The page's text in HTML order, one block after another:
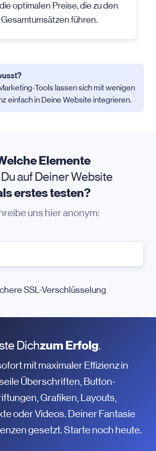
optimalen Preise, die zu den
führen.
Tools lassen sich mit wenigen
einfach in Deine Website integrieren.
Elemente
auf Deiner Website
erstes testen?
uns hier anonym:
SSL-Verschlüsselung
Dichzum Erfolg.
mit maximaler Effizienz in
Überschriften, Button-
Grafiken, Layouts,
oder Videos. Deiner Fantasie
gesetzt. Starte noch heute.